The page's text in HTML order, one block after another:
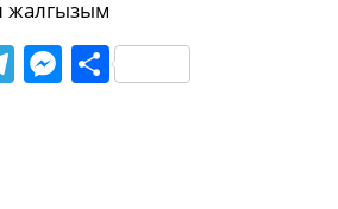
Telegram
Messenger
Share